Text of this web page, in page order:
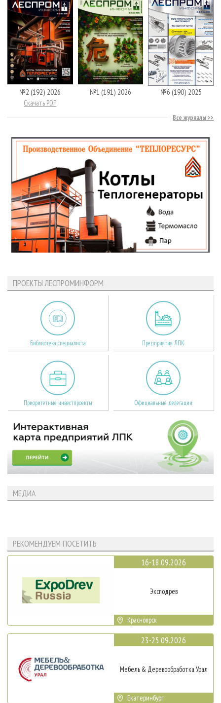
№2 (192) 2026
Скачать PDF
№1 (191) 2026 №6 (190) 2025
Все журналы
ПРОЕКТЫ ЛЕСПРОМИНФОРМ
Библиотека специалиста Предприятия ЛПК
Приоритетные инвестпроекты Официальные делегации
МЕДИА
РЕКОМЕНДУЕМ ПОСЕТИТЬ
16-18.09.2026
Эксподрев
Красноярск
23-25.09.2026
Мебель & Деревообработка Урал
Екатеринбург